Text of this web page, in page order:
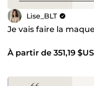
Lise_BLT
Je vais faire la
À partir de 351,19 $US